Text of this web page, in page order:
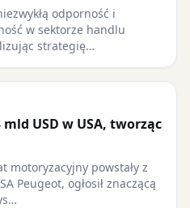
odporność i
w sektorze handlu
strategię…
USD w USA, tworząc
motoryzacyjny powstały z
Peugeot, ogłosił znaczącą